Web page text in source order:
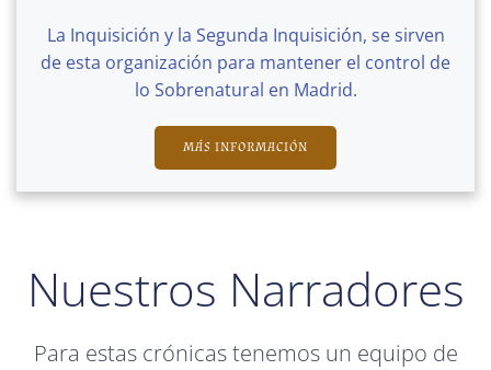
La Inquisición y la Segunda Inquisición, se sirven
de esta organización para mantener el control de
lo Sobrenatural en Madrid.
MÁS INFORMACIÓN
Nuestros Narradores
Para estas crónicas tenemos un equipo de